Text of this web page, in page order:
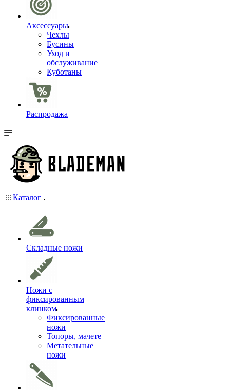
Аксессуары
Чехлы
Бусины
Уход и
обслуживание
Куботаны
Распродажа
Каталог
Складные ножи
Ножи с
фиксированным
клинком
Фиксированные
ножи
Топоры, мачете
Метательные
ножи